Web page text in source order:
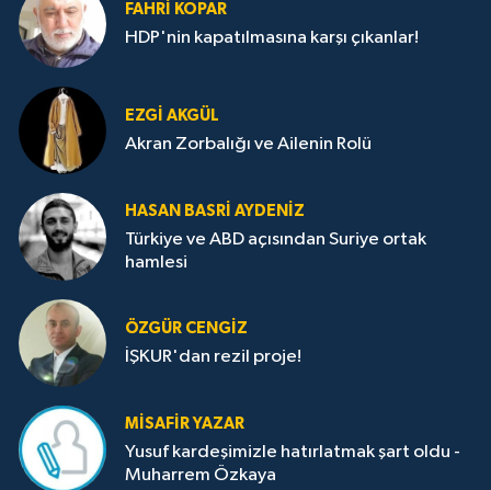
FAHRI KOPAR
HDP'nin kapatılmasına karşı çıkanlar!
EZGI AKGÜL
Akran Zorbalığı ve Ailenin Rolü
HASAN BASRI AYDENIZ
Türkiye ve ABD açısından Suriye ortak
hamlesi
ÖZGÜR CENGIZ
İŞKUR'dan rezil proje!
MISAFIR YAZAR
Yusuf kardeşimizle hatırlatmak şart oldu -
Muharrem Özkaya